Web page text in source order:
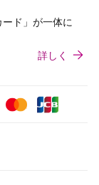
ード」が一体に
詳しく